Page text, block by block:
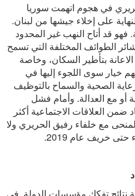
رفيق الحريري في هجوم اتهمت سوريا
على إخلاء جيشها من لبنان.
فهو قد أتاح النهب غير المحدود
الطوائف المختلفة التي تسمح
بتأطير السكان، وخاصة
خيار سوى اللجوء إليها في
الصحية والسماح بالتوظيف
أو مع العدالة. وأمام فشل
العلاقات الاجتماعية أكثر
مع خلفاء رفيق الحريري ولا
خريف عام 2019.